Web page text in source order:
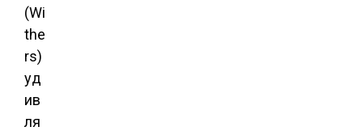
(Wi
the
rs)
уд
ив
ля